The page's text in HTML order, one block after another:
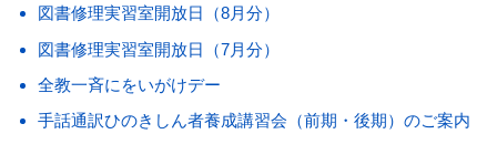
図書修理実習室開放日（8月分）
図書修理実習室開放日（7月分）
全教一斉にをいがけデー
手話通訳ひのきしん者養成講習会（前期・後期）のご案内